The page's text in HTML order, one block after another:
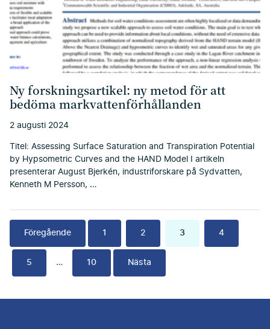
Ny forskningsartikel: ny metod för att
bedöma markvattenförhållanden
2 augusti 2024
Titel: Assessing Surface Saturation and Transpiration Potential
by Hypsometric Curves and the HAND Model I artikeln
presenterar August Bjerkén, industriforskare på Sydvatten,
Kenneth M Persson, …
Föregående 1 2 3 4
5 … 10 Nästa